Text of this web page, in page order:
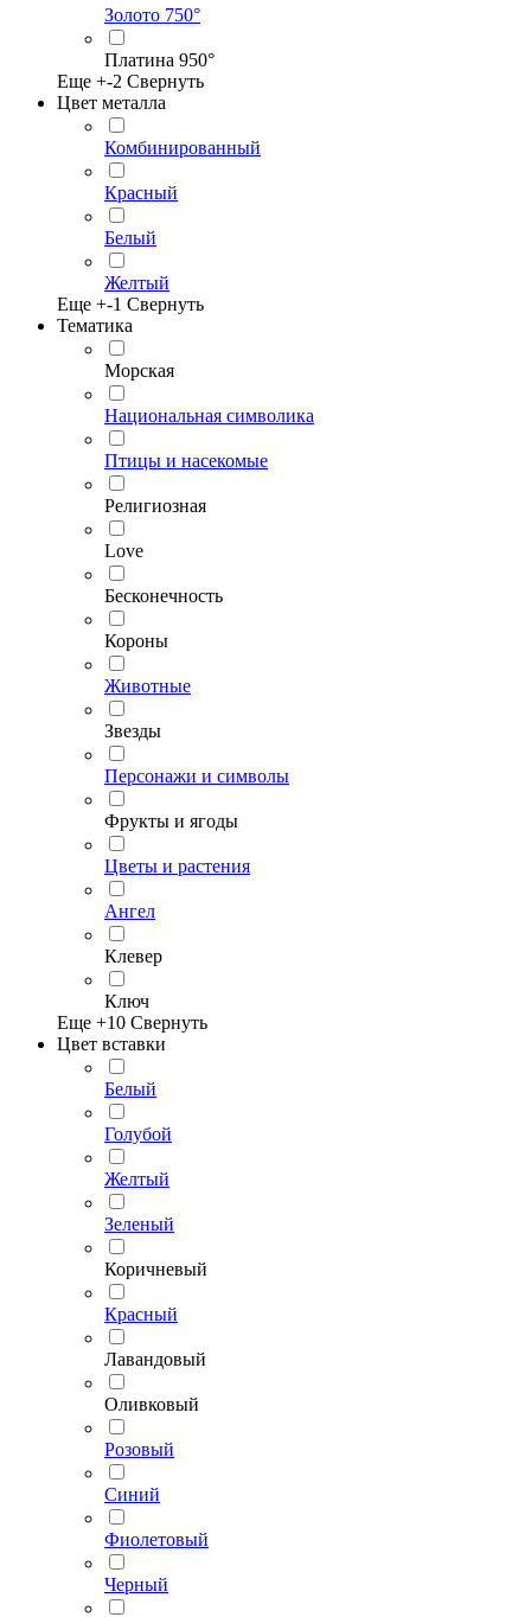
Золото 750°
Платина 950°
Еще +-2 Свернуть
Цвет металла
Комбинированный
Красный
Белый
Желтый
Еще +-1 Свернуть
Тематика
Морская
Национальная символика
Птицы и насекомые
Религиозная
Love
Бесконечность
Короны
Животные
Звезды
Персонажи и символы
Фрукты и ягоды
Цветы и растения
Ангел
Клевер
Ключ
Еще +10 Свернуть
Цвет вставки
Белый
Голубой
Желтый
Зеленый
Коричневый
Красный
Лавандовый
Оливковый
Розовый
Синий
Фиолетовый
Черный